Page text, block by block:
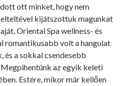
ott minket, hogy nem
kijátszottuk magunkat
Oriental Spa wellness- és
volt a hangulat
és a sokkal csendesebb
az egyik keleti
Estére, mikor már kellően